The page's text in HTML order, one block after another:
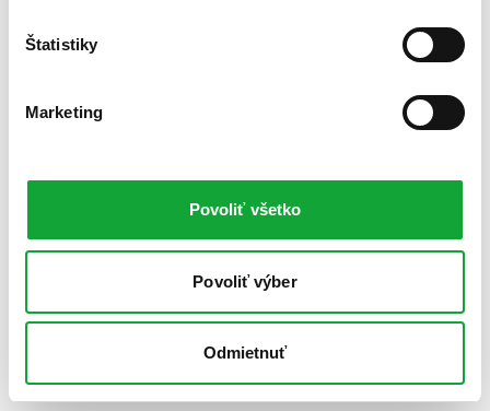
Štatistiky
Marketing
Povoliť všetko
Povoliť výber
Odmietnuť